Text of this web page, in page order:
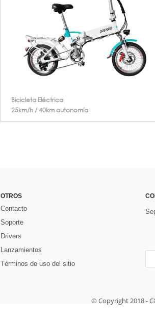
Bicicleta Eléctrica
25km/h / 40km autonomía
OTROS
Contacto
Soporte
Drivers
Lanzamientos
Términos de uso del sitio
© Copyright 2018 -